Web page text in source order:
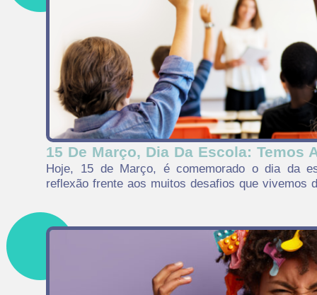
15 De Março, Dia Da Escola: Temos
Hoje, 15 de Março, é comemorado o dia da
reflexão frente aos muitos desafios que vivemos